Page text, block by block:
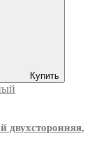
Купить
двухсторонняя,